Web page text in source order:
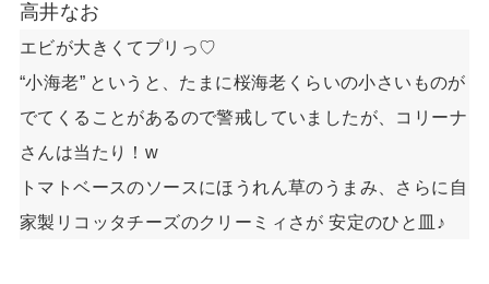
高井なお
エビが大きくてプリっ♡
“小海老” というと、たまに桜海老くらいの小さいものが
でてくることがあるので警戒していましたが、コリーナ
さんは当たり！w
トマトベースのソースにほうれん草のうまみ、さらに自
家製リコッタチーズのクリーミィさが 安定のひと皿♪